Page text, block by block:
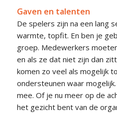
Gaven en talenten
De spelers zijn na een lang
warmte, topfit. En ben je
groep. Medewerkers
en als ze dat niet zijn dan
komen zo veel als mogelijk
ondersteunen waar
mee. Of je nu meer op de
het gezicht bent van de